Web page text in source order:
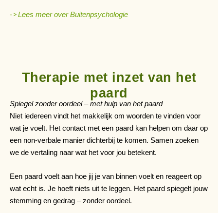
->Lees meer over Buitenpsychologie
Therapie met inzet van het
paard
Spiegel zonder oordeel – met hulp van het paard
Niet iedereen vindt het makkelijk om woorden te vinden voor
wat je voelt. Het contact met een paard kan helpen om daar op
een non-verbale manier dichterbij te komen. Samen zoeken
we de vertaling naar wat het voor jou betekent.
Een paard voelt aan hoe jij je van binnen voelt en reageert op
wat echt is. Je hoeft niets uit te leggen. Het paard spiegelt jouw
stemming en gedrag – zonder oordeel.